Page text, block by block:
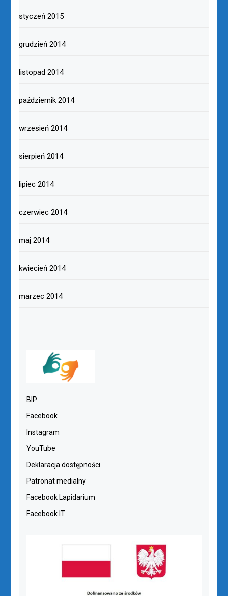
styczeń 2015
grudzień 2014
listopad 2014
październik 2014
wrzesień 2014
sierpień 2014
lipiec 2014
czerwiec 2014
maj 2014
kwiecień 2014
marzec 2014
BIP
Facebook
Instagram
YouTube
Deklaracja dostępności
Patronat medialny
Facebook Lapidarium
Facebook IT